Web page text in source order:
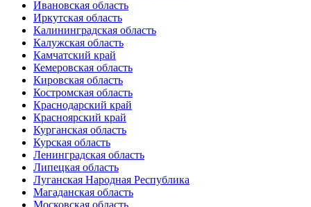
Ивановская область
Иркутская область
Калининградская область
Калужская область
Камчатский край
Кемеровская область
Кировская область
Костромская область
Краснодарский край
Красноярский край
Курганская область
Курская область
Ленинградская область
Липецкая область
Луганская Народная Республика
Магаданская область
Московская область